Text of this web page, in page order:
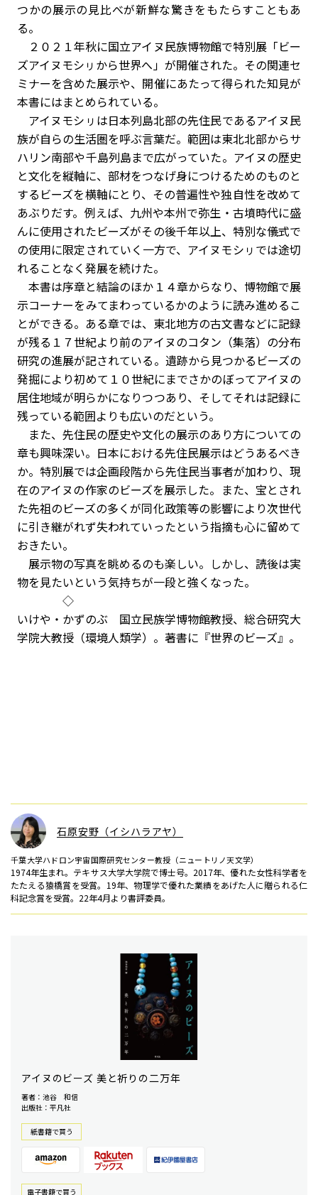
つかの展示の見比べが新鮮な驚きをもたらすこともあ
る。
２０２１年秋に国立アイヌ民族博物館で特別展「ビー
ズ――アイヌモシㇼから世界へ」が開催された。その関連セ
ミナーを含めた展示や、開催にあたって得られた知見が
本書にはまとめられている。
アイヌモシㇼは日本列島北部の先住民であるアイヌ民
族が自らの生活圏を呼ぶ言葉だ。範囲は東北北部からサ
ハリン南部や千島列島まで広がっていた。アイヌの歴史
と文化を縦軸に、部材をつなげ身につけるためのものと
するビーズを横軸にとり、その普遍性や独自性を改めて
あぶりだす。例えば、九州や本州で弥生・古墳時代に盛
んに使用されたビーズがその後千年以上、特別な儀式で
の使用に限定されていく一方で、アイヌモシㇼでは途切
れることなく発展を続けた。
本書は序章と結論のほか１４章からなり、博物館で展
示コーナーをみてまわっているかのように読み進めるこ
とができる。ある章では、東北地方の古文書などに記録
が残る１７世紀より前のアイヌのコタン（集落）の分布
研究の進展が記されている。遺跡から見つかるビーズの
発掘により初めて１０世紀にまでさかのぼってアイヌの
居住地域が明らかになりつつあり、そしてそれは記録に
残っている範囲よりも広いのだという。
また、先住民の歴史や文化の展示のあり方についての
章も興味深い。日本における先住民展示はどうあるべき
か。特別展では企画段階から先住民当事者が加わり、現
在のアイヌの作家のビーズを展示した。また、宝とされ
た先祖のビーズの多くが同化政策等の影響により次世代
に引き継がれず失われていったという指摘も心に留めて
おきたい。
展示物の写真を眺めるのも楽しい。しかし、読後は実
物を見たいという気持ちが一段と強くなった。
◇
いけや・かずのぶ 国立民族学博物館教授、総合研究大
学院大教授（環境人類学）。著書に『世界のビーズ』。
石原安野（イシハラアヤ）
千葉大学ハドロン宇宙国際研究センター教授（ニュートリノ天文学）
1974年生まれ。テキサス大学大学院で博士号。2017年、優れた女性科学者を
たたえる猿橋賞を受賞。19年、物理学で優れた業績をあげた人に贈られる仁
科記念賞を受賞。22年4月より書評委員。
アイヌのビーズ 美と祈りの二万年
著者：池谷 和信
出版社：平凡社
紙書籍で買う
電⼦書籍で買う